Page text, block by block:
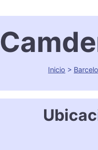
Inicio >